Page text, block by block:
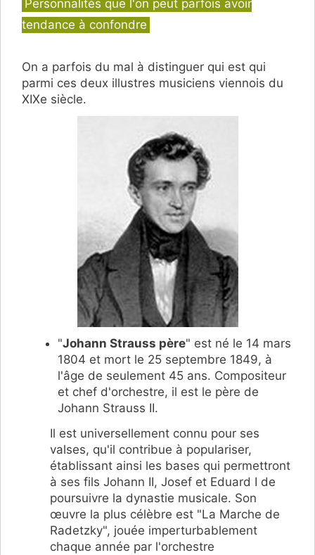
Personnalités que l'on peut parfois avoir
tendance à confondre
On a parfois du mal à distinguer qui est qui
parmi ces deux illustres musiciens viennois du
XIXe siècle.
"Johann Strauss père" est né le 14 mars
1804 et mort le 25 septembre 1849, à
l'âge de seulement 45 ans. Compositeur
et chef d'orchestre, il est le père de
Johann Strauss II.
Il est universellement connu pour ses
valses, qu'il contribue à populariser,
établissant ainsi les bases qui permettront
à ses fils Johann II, Josef et Eduard I de
poursuivre la dynastie musicale. Son
œuvre la plus célèbre est "La Marche de
Radetzky", jouée imperturbablement
chaque année par l'orchestre